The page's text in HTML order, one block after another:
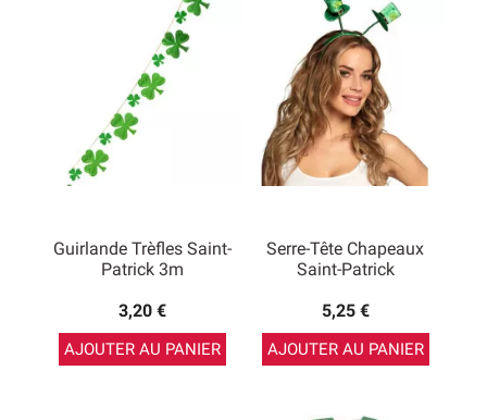
Guirlande Trèfles Saint-
Patrick 3m
3,20 €
AJOUTER AU PANIER
Serre-Tête Chapeaux
Saint-Patrick
5,25 €
AJOUTER AU PANIER